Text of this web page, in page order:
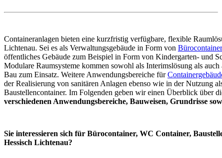
Containeranlagen bieten eine kurzfristig verfügbare, flexible
Lichtenau. Sei es als Verwaltungsgebäude in Form von
öffentliches Gebäude zum Beispiel in Form von Kindergarten- und
Modulare Raumsysteme kommen sowohl als Interimslösung als auch
Bau zum Einsatz. Weitere Anwendungsbereiche für
der Realisierung von sanitären Anlagen ebenso wie in der Nutzung
Baustellencontainer. Im Folgenden geben wir einen Überblick über
verschiedenen Anwendungsbereiche, Bauweisen, Grundrisse
Sie interessieren sich für Bürocontainer, WC Container,
Hessisch Lichtenau?